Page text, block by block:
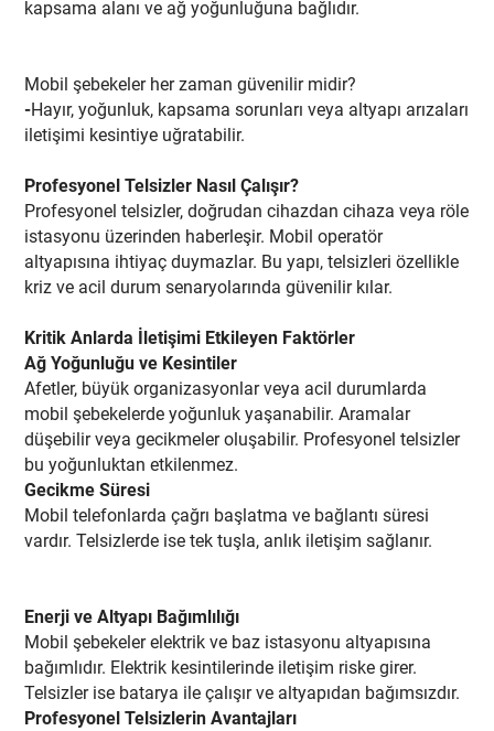
kapsama alanı ve ağ yoğunluğuna bağlıdır.
Mobil şebekeler her zaman güvenilir midir?
-Hayır, yoğunluk, kapsama sorunları veya altyapı arızaları
iletişimi kesintiye uğratabilir.
Profesyonel Telsizler Nasıl Çalışır?
Profesyonel telsizler, doğrudan cihazdan cihaza veya röle
istasyonu üzerinden haberleşir. Mobil operatör
altyapısına ihtiyaç duymazlar. Bu yapı, telsizleri özellikle
kriz ve acil durum senaryolarında güvenilir kılar.
Kritik Anlarda İletişimi Etkileyen Faktörler
Ağ Yoğunluğu ve Kesintiler
Afetler, büyük organizasyonlar veya acil durumlarda
mobil şebekelerde yoğunluk yaşanabilir. Aramalar
düşebilir veya gecikmeler oluşabilir. Profesyonel telsizler
bu yoğunluktan etkilenmez.
Gecikme Süresi
Mobil telefonlarda çağrı başlatma ve bağlantı süresi
vardır. Telsizlerde ise tek tuşla, anlık iletişim sağlanır.
Enerji ve Altyapı Bağımlılığı
Mobil şebekeler elektrik ve baz istasyonu altyapısına
bağımlıdır. Elektrik kesintilerinde iletişim riske girer.
Telsizler ise batarya ile çalışır ve altyapıdan bağımsızdır.
Profesyonel Telsizlerin Avantajları